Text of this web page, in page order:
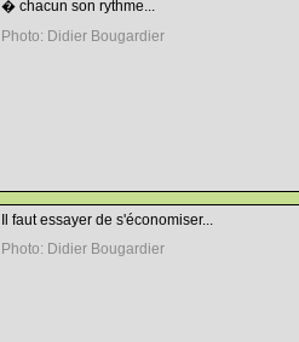
� chacun son rythme...
Photo: Didier Bougardier
Il faut essayer de s'économiser...
Photo: Didier Bougardier